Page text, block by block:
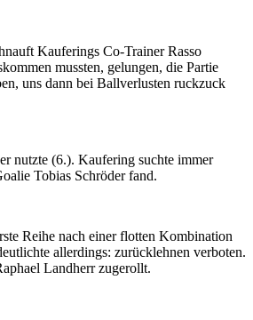
Kauferings Co-Trainer Rasso
mussten, gelungen, die Partie
uns dann bei Ballverlusten ruckzuck
nutzte (6.). Kaufering suchte immer
Tobias Schröder fand.
Reihe nach einer flotten Kombination
allerdings: zurücklehnen verboten.
Landherr zugerollt.